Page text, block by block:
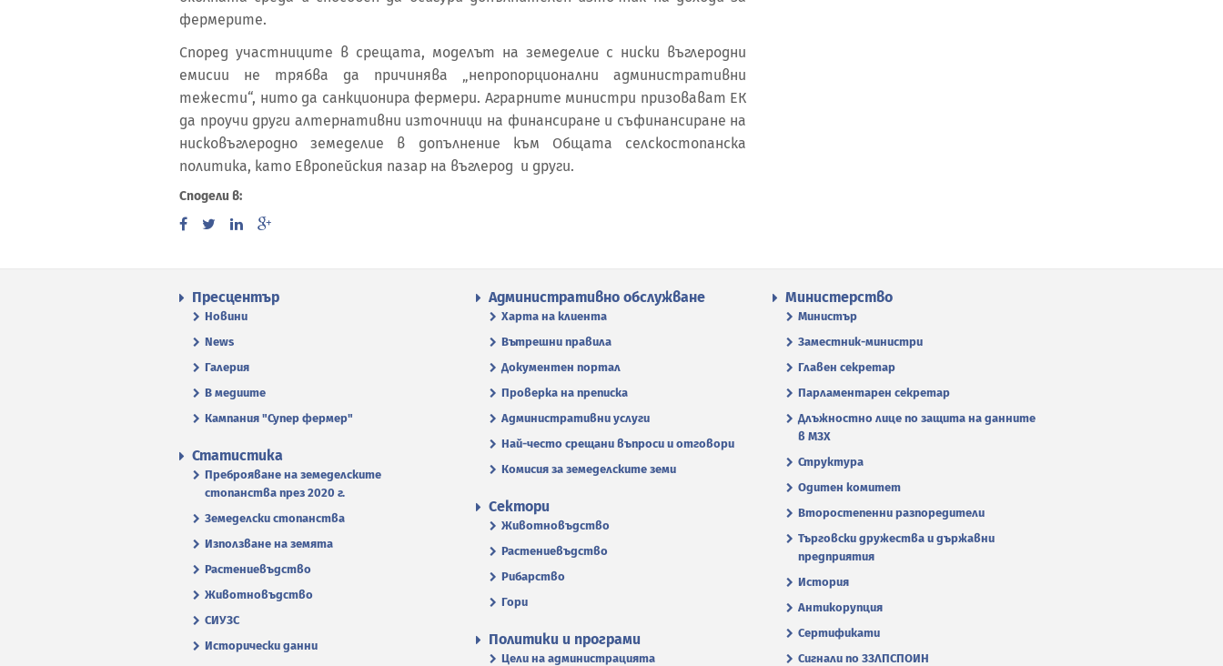
фермерите.
Според участниците в срещата, моделът на земеделие с ниски въглеродни
емисии не трябва да причинява „непропорционални административни
тежести“, нито да санкционира фермери. Аграрните министри призовават ЕК
да проучи други алтернативни източници на финансиране и съфинансиране на
нисковъглеродно земеделие в допълнение към Общата селскостопанска
политика, като Европейския пазар на въглерод и други.
Сподели в:
Пресцентър
Новини
News
Галерия
В медиите
Кампания "Супер фермер"
Административно обслужване
Харта на клиента
Вътрешни правила
Документен портал
Проверка на преписка
Административни услуги
Най-често срещани въпроси и отговори
Комисия за земеделските земи
Министерство
Министър
Заместник-министри
Главен секретар
Парламентарен секретар
Длъжностно лице по защита на данните
в МЗХ
Структура
Одитен комитет
Второстепенни разпоредители
Търговски дружества и държавни
предприятия
История
Антикорупция
Сертификати
Сигнали по ЗЗЛПСПОИН
Статистика
Преброяване на земеделските
стопанства през 2020 г.
Земеделски стопанства
Използване на земята
Растениевъдство
Животновъдство
СИУЗС
Исторически данни
Сектори
Животновъдство
Растениевъдство
Рибарство
Гори
Политики и програми
Цели на администрацията